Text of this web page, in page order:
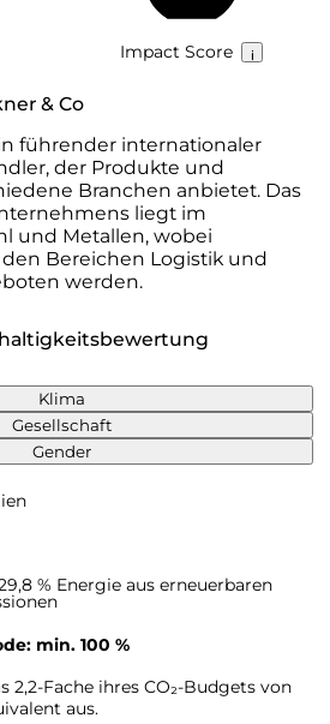
Impact Score
& Co
führender internationaler
der Produkte und
Branchen anbietet. Das
liegt im
und Metallen, wobei
Bereichen Logistik und
werden.
Klima
Gesellschaft
Gender
% Energie aus erneuerbaren
min. 100 %
2,2-Fache ihres CO₂-Budgets von
aus.